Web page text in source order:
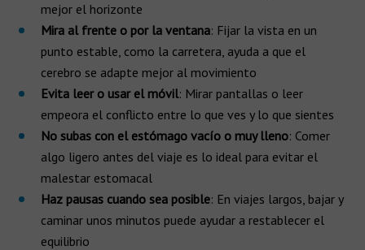
mejor el horizonte
Mira al frente o por la ventana: Fijar la vista en un
punto estable, como la carretera, ayuda a que el
cerebro se adapte mejor al movimiento
Evita leer o usar el móvil: Mirar pantallas o leer
empeora el conflicto entre lo que ves y lo que sientes
No subas con el estómago vacío o muy lleno: Comer
algo ligero antes del viaje es lo ideal para evitar el
malestar estomacal
Haz pausas cuando sea posible: En viajes largos, bajar y
caminar unos minutos puede ayudar a restablecer el
equilibrio